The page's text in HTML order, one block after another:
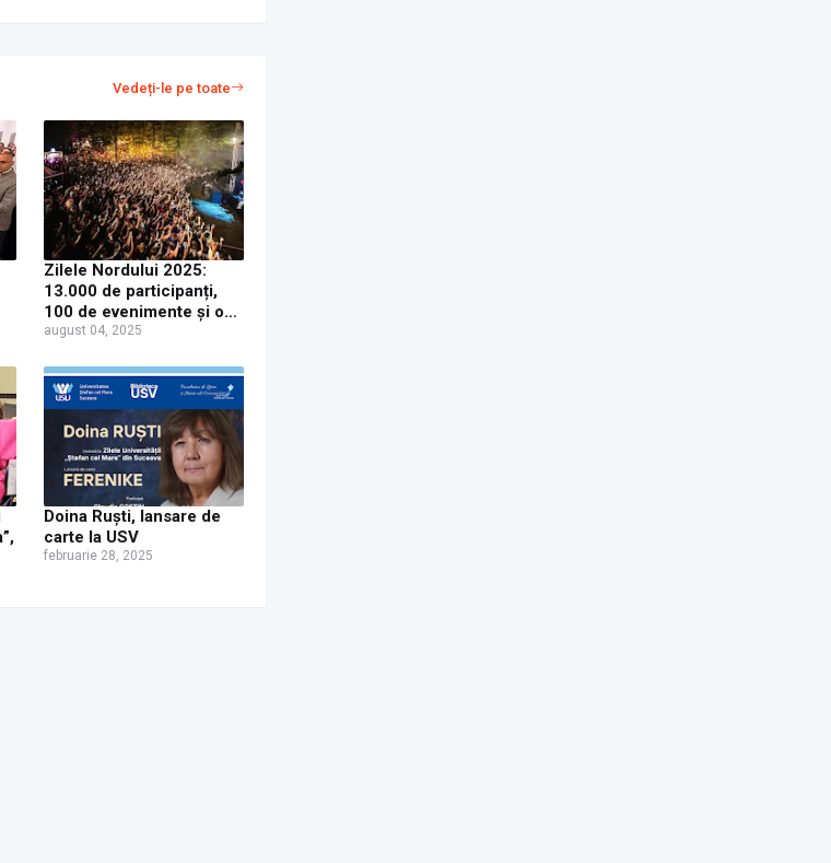
Vedeți-le pe toate
Zilele Nordului 2025:
13.000 de participanți,
100 de evenimente și o
nouă demonstrație a
schimbă prin cultură
august 04, 2025
Doina Ruști, lansare de
carte la USV
februarie 28, 2025